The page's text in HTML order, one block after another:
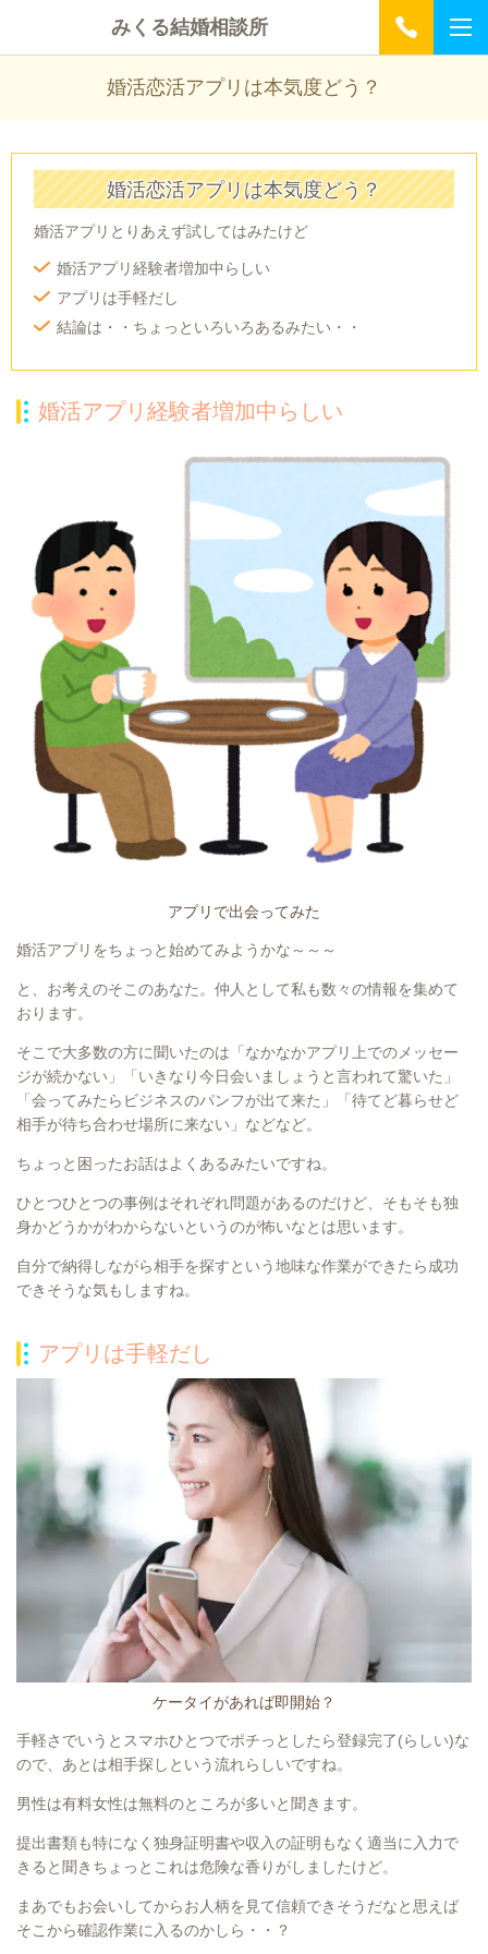
みくる結婚相談所
婚活恋活アプリは本気度どう？
婚活恋活アプリは本気度どう？
婚活アプリとりあえず試してはみたけど
婚活アプリ経験者増加中らしい
アプリは手軽だし
結論は・・ちょっといろいろあるみたい・・
婚活アプリ経験者増加中らしい
アプリで出会ってみた
婚活アプリをちょっと始めてみようかな～～～
と、お考えのそこのあなた。仲人として私も数々の情報を集めて
おります。
そこで大多数の方に聞いたのは「なかなかアプリ上でのメッセー
ジが続かない」「いきなり今日会いましょうと言われて驚いた」
「会ってみたらビジネスのパンフが出て来た」「待てど暮らせど
相手が待ち合わせ場所に来ない」などなど。
ちょっと困ったお話はよくあるみたいですね。
ひとつひとつの事例はそれぞれ問題があるのだけど、そもそも独
身かどうかがわからないというのが怖いなとは思います。
自分で納得しながら相手を探すという地味な作業ができたら成功
できそうな気もしますね。
アプリは手軽だし
ケータイがあれば即開始？
手軽さでいうとスマホひとつでポチっとしたら登録完了(らしい)な
ので、あとは相手探しという流れらしいですね。
男性は有料女性は無料のところが多いと聞きます。
提出書類も特になく独身証明書や収入の証明もなく適当に入力で
きると聞きちょっとこれは危険な香りがしましたけど。
まあでもお会いしてからお人柄を見て信頼できそうだなと思えば
そこから確認作業に入るのかしら・・？